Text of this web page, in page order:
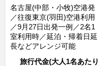
名古屋(中部・小牧)空港発
／往復東京(羽田)空港利用
／9月27日出発一例／2名1
室利用時／延泊・帰着日延
長などアレンジ可能